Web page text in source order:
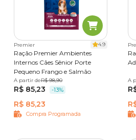
Premier 4.9
Ração Premier Ambientes
Internos Cães Sênior Porte
Pequeno Frango e Salmão
1 kg 2,5 kg
A partir deR$ 98,90
R$ 85,23 -13%
R$ 85,23
Compra Programada
A